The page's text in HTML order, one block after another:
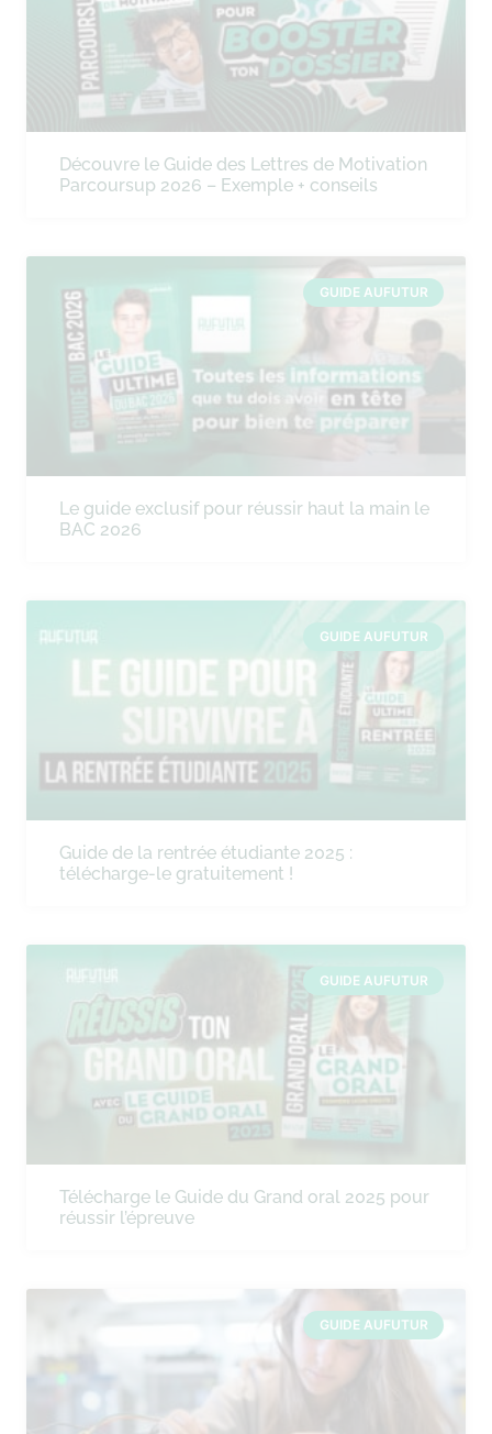
Découvre le Guide des Lettres de Motivation
Parcoursup 2026 – Exemple + conseils
GUIDE AUFUTUR
Le guide exclusif pour réussir haut la main le
BAC 2026
GUIDE AUFUTUR
Guide de la rentrée étudiante 2025 :
télécharge-le gratuitement !
GUIDE AUFUTUR
Télécharge le Guide du Grand oral 2025 pour
réussir l’épreuve
GUIDE AUFUTUR